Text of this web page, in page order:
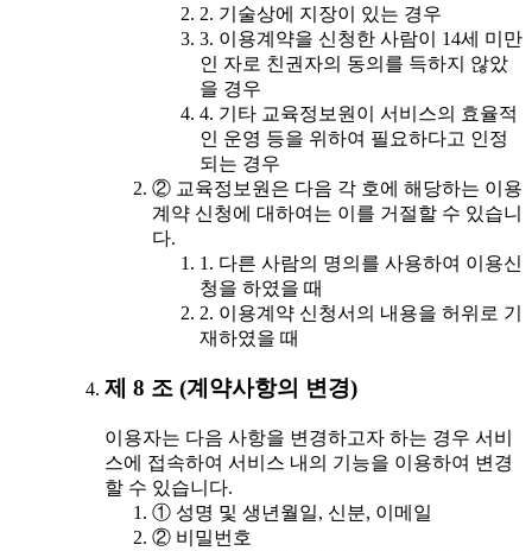
2. 기술상에 지장이 있는 경우
3. 이용계약을 신청한 사람이 14세 미만
인 자로 친권자의 동의를 득하지 않았
을 경우
4. 기타 교육정보원이 서비스의 효율적
인 운영 등을 위하여 필요하다고 인정
되는 경우
② 교육정보원은 다음 각 호에 해당하는 이용
계약 신청에 대하여는 이를 거절할 수 있습니
다.
1. 다른 사람의 명의를 사용하여 이용신
청을 하였을 때
2. 이용계약 신청서의 내용을 허위로 기
재하였을 때
제 8 조 (계약사항의 변경)
이용자는 다음 사항을 변경하고자 하는 경우 서비
스에 접속하여 서비스 내의 기능을 이용하여 변경
할 수 있습니다.
① 성명 및 생년월일, 신분, 이메일
② 비밀번호